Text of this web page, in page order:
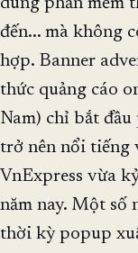
dùng phần mềm
đến... mà không
hợp. Banner
thức quảng cáo
Nam) chỉ bắt
trở nên nổi tiếng
VnExpress vừa
năm nay. Một số
thời kỳ popup